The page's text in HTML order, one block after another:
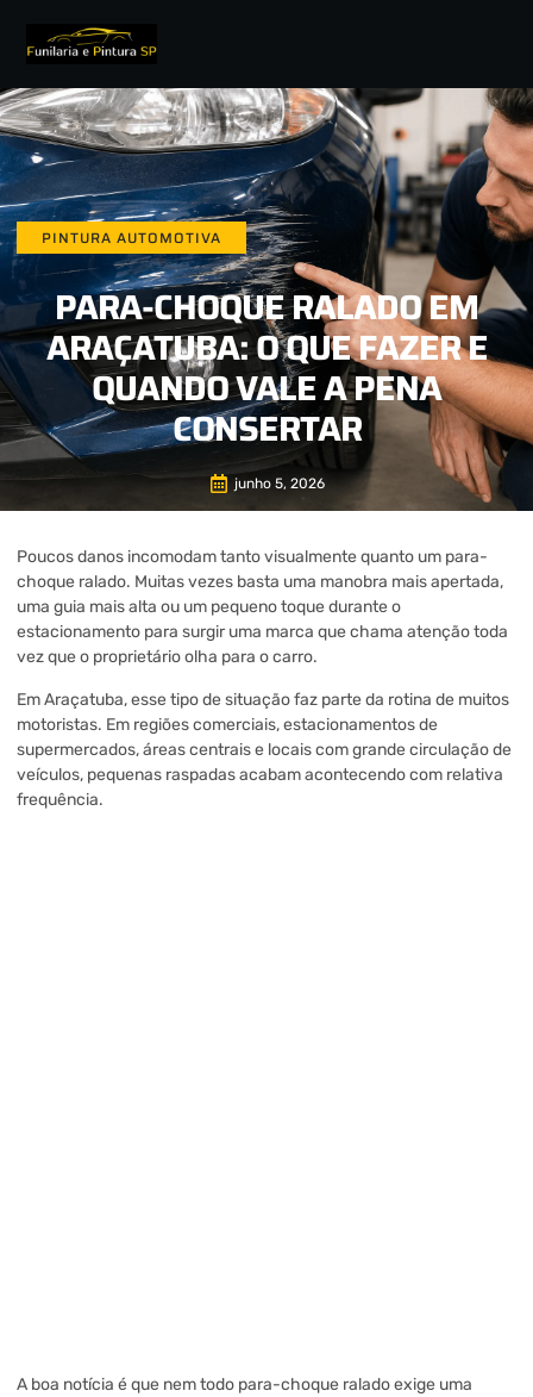
PINTURA AUTOMOTIVA
PARA-CHOQUE RALADO EM
ARAÇATUBA: O QUE FAZER E
QUANDO VALE A PENA
CONSERTAR
junho 5, 2026
Poucos danos incomodam tanto visualmente quanto um para-
choque ralado. Muitas vezes basta uma manobra mais apertada,
uma guia mais alta ou um pequeno toque durante o
estacionamento para surgir uma marca que chama atenção toda
vez que o proprietário olha para o carro.
Em Araçatuba, esse tipo de situação faz parte da rotina de muitos
motoristas. Em regiões comerciais, estacionamentos de
supermercados, áreas centrais e locais com grande circulação de
veículos, pequenas raspadas acabam acontecendo com relativa
frequência.
A boa notícia é que nem todo para-choque ralado exige uma